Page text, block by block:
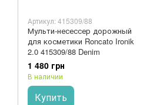
Артикул: 415309/88
Мульти-несессер дорожный
для косметики Roncato Ironik
2.0 415309/88 Denim
1 480 грн
В наличии
Купить